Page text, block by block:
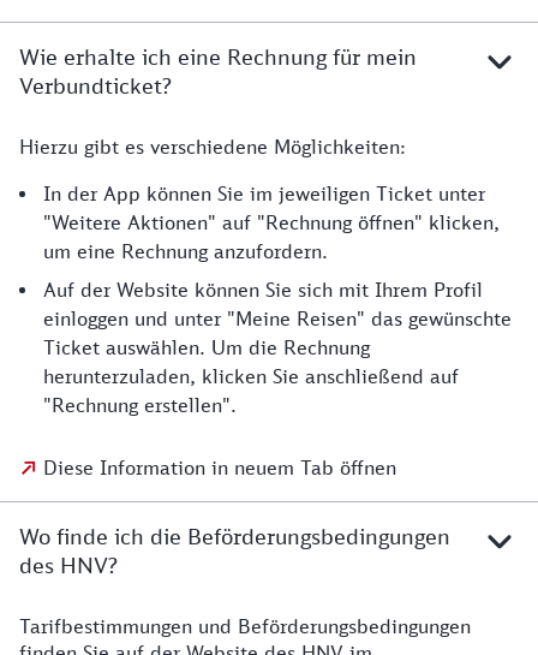
Wie erhalte ich eine Rechnung für mein
Verbundticket?
Hierzu gibt es verschiedene Möglichkeiten:
In der App können Sie im jeweiligen Ticket unter
"Weitere Aktionen" auf "Rechnung öffnen" klicken,
um eine Rechnung anzufordern.
Auf der Website können Sie sich mit Ihrem Profil
einloggen und unter "Meine Reisen" das gewünschte
Ticket auswählen. Um die Rechnung
herunterzuladen, klicken Sie anschließend auf
"Rechnung erstellen".
Diese Information in neuem Tab öffnen
Wo finde ich die Beförderungsbedingungen
des HNV?
Tarifbestimmungen und Beförderungsbedingungen